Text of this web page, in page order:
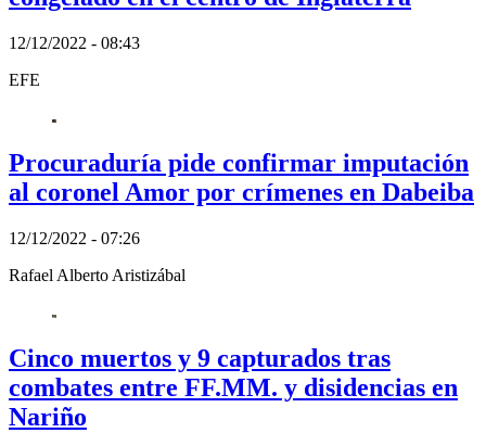
12/12/2022 - 08:43
EFE
Procuraduría pide confirmar imputación
al coronel Amor por crímenes en Dabeiba
12/12/2022 - 07:26
Rafael Alberto Aristizábal
Cinco muertos y 9 capturados tras
combates entre FF.MM. y disidencias en
Nariño